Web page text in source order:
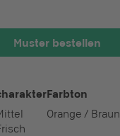
Muster bestellen
Farbton
Orange / Braun